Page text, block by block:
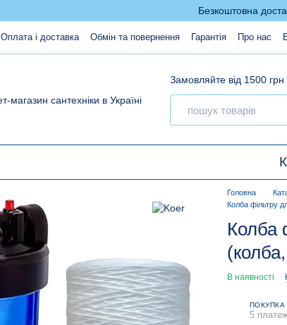
Безкоштовна
Оплата і доставка Обмін та повернення Гарантія Про нас
Замовляйте від 1500
Головна
Колба фільтру
Колба
В наявності
5